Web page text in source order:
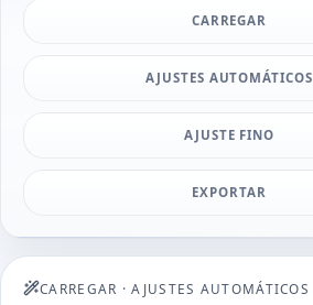
CARREGAR
AJUSTES AUTOMÁTICOS
AJUSTE FINO
EXPORTAR
CARREGAR ·AJUSTES AUTOMÁTICOS